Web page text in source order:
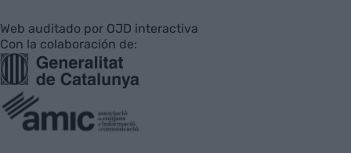
Web auditado por OJD interactiva
Con la colaboración de: